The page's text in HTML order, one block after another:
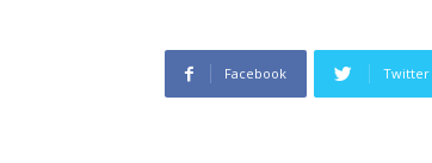
Facebook Twitter